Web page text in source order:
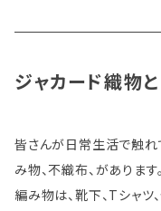
ジャカード織物
皆さんが日常生活で触れ
み物、不織布、があります。
編み物は、靴下、Tシャツ